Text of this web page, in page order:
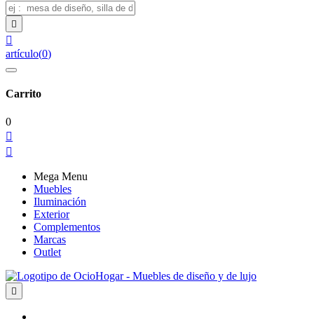


artículo(0)
Carrito
0


Mega Menu
Muebles
Iluminación
Exterior
Complementos
Marcas
Outlet
